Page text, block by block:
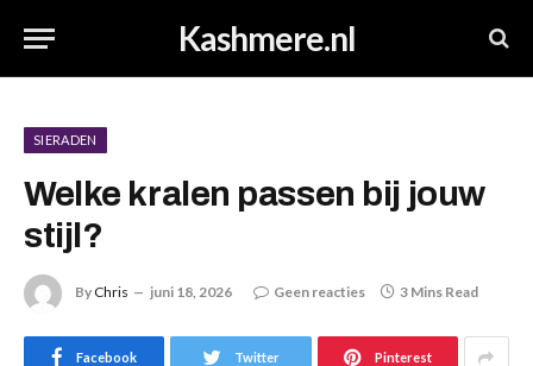
Kashmere.nl
SIERADEN
Welke kralen passen bij jouw
stijl?
By Chris juni 18, 2026 Geen reacties 3 Mins Read
Facebook Twitter Pinterest